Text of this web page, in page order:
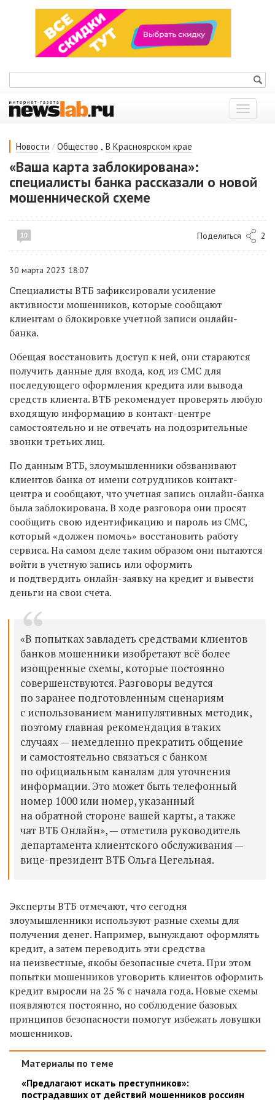
Показать
меню
Новости / Общество , В Красноярском крае
«Ваша карта заблокирована»:
специалисты банка рассказали о новой
мошеннической схеме
10 Поделиться 2
30 марта 2023 18:07
Специалисты ВТБ зафиксировали усиление
активности мошенников, которые сообщают
клиентам о блокировке учетной записи онлайн-
банка.
Обещая восстановить доступ к ней, они стараются
получить данные для входа, код из СМС для
последующего оформления кредита или вывода
средств клиента. ВТБ рекомендует проверять любую
входящую информацию в контакт-центре
самостоятельно и не отвечать на подозрительные
звонки третьих лиц.
По данным ВТБ, злоумышленники обзванивают
клиентов банка от имени сотрудников контакт-
центра и сообщают, что учетная запись онлайн-банка
была заблокирована. В ходе разговора они просят
сообщить свою идентификацию и пароль из СМС,
который «должен помочь» восстановить работу
сервиса. На самом деле таким образом они пытаются
войти в учетную запись или оформить
и подтвердить онлайн-заявку на кредит и вывести
деньги на свои счета.
«В попытках завладеть средствами клиентов
банков мошенники изобретают всё более
изощренные схемы, которые постоянно
совершенствуются. Разговоры ведутся
по заранее подготовленным сценариям
с использованием манипулятивных методик,
поэтому главная рекомендация в таких
случаях — немедленно прекратить общение
и самостоятельно связаться с банком
по официальным каналам для уточнения
информации. Это может быть телефонный
номер 1000 или номер, указанный
на обратной стороне вашей карты, а также
чат ВТБ Онлайн», — отметила руководитель
департамента клиентского обслуживания —
вице-президент ВТБ Ольга Цегельная.
Эксперты ВТБ отмечают, что сегодня
злоумышленники используют разные схемы для
получения денег. Например, вынуждают оформлять
кредит, а затем переводить эти средства
на неизвестные, якобы безопасные счета. При этом
попытки мошенников уговорить клиентов оформить
кредит выросли на 25 % с начала года. Новые схемы
появляются постоянно, но соблюдение базовых
принципов безопасности помогут избежать ловушки
мошенников.
Материалы по теме
«Предлагают искать преступников»:
пострадавших от действий мошенников россиян